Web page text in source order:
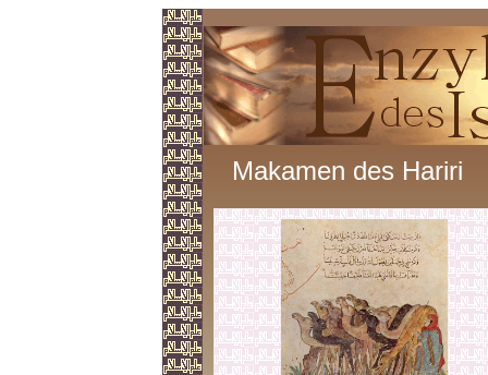
Makamen des Hariri